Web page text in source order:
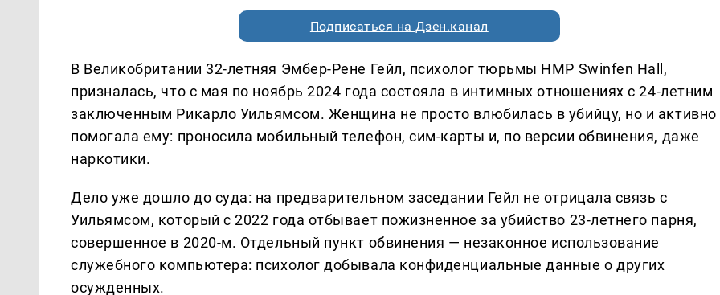
Подписаться на Дзен.канал
В Великобритании 32-летняя Эмбер-Рене Гейл, психолог тюрьмы HMP Swinfen Hall,
призналась, что с мая по ноябрь 2024 года состояла в интимных отношениях с 24-летним
заключенным Рикарло Уильямсом. Женщина не просто влюбилась в убийцу, но и активно
помогала ему: проносила мобильный телефон, сим-карты и, по версии обвинения, даже
наркотики.
Дело уже дошло до суда: на предварительном заседании Гейл не отрицала связь с
Уильямсом, который с 2022 года отбывает пожизненное за убийство 23-летнего парня,
совершенное в 2020-м. Отдельный пункт обвинения — незаконное использование
служебного компьютера: психолог добывала конфиденциальные данные о других
осужденных.